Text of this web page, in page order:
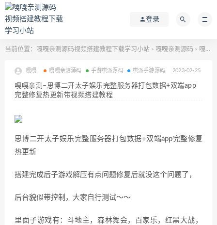
登录
当前位置： 嘎嘎亲测源码视频搭建教程下载学习小站 > 嘎嘎亲测源码 > 嘎嘎亲测–思博二开太子娱乐完整服务器打包数据+双端app完整修复热更新带视频搭建教程
嘎嘎 嘎嘎亲测源码 手游棋派源码 棋派手游源码 2023-02-25
嘎嘎亲测–思博二开太子娱乐完整服务器打包数据+双端app
完整修复热更新带视频搭建教程
思博二开太子娱乐完整服务器打包数据+双端app完整修复
热更新
搭建完成后子游戏解压有点问题修复后就没这个问题了，
后台貌似带控制，大家自行测试～～
里面子游戏有：斗地主，森林舞会，百家乐，红黑大战，